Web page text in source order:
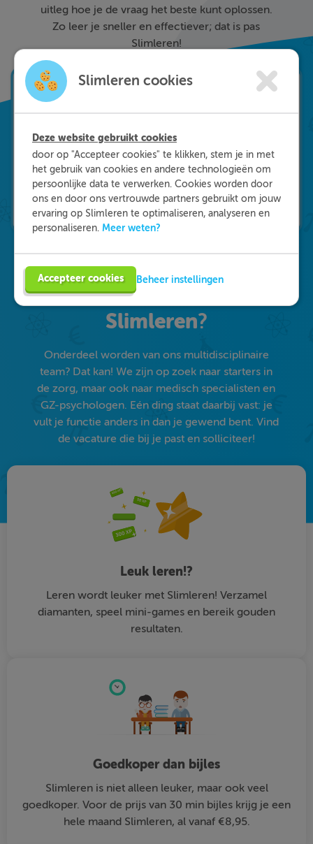
uitleg hoe je de vraag het beste kunt oplossen.
Zo leer je sneller en effectiever; dat is pas
Slimleren!
Waarom kiezen voor
Slimleren?
Onderdeel worden van ons multidisciplinaire
team? Dat kan! We zijn op zoek naar starters in
de zorg, maar ook naar medisch specialisten en
GZ-psychologen. Eén ding staat daarbij vast: je
vult je functie anders in dan je gewend bent. Vind
de vacature die bij je past en solliciteer!
Leuk leren!?
Leren wordt leuker met Slimleren! Verzamel
diamanten, speel mini-games en bereik gouden
resultaten.
Goedkoper dan bijles
Slimleren is niet alleen leuker, maar ook veel
goedkoper. Voor de prijs van 30 min bijles krijg je een
hele maand Slimleren, al vanaf €8,95.
Slimleren cookies
Deze website gebruikt cookies
door op "Accepteer cookies" te klikken, stem je in met
het gebruik van cookies en andere technologieën om
persoonlijke data te verwerken. Cookies worden door
ons en door ons vertrouwde partners gebruikt om jouw
ervaring op Slimleren te optimaliseren, analyseren en
personaliseren. Meer weten?
Accepteer cookies Beheer instellingen